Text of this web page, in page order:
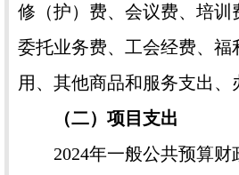
修（护）费、会议费、培训
委托业务费、工会经费、福
用、其他商品和服务支出、
（二）项目支出
2024年一般公共预算财